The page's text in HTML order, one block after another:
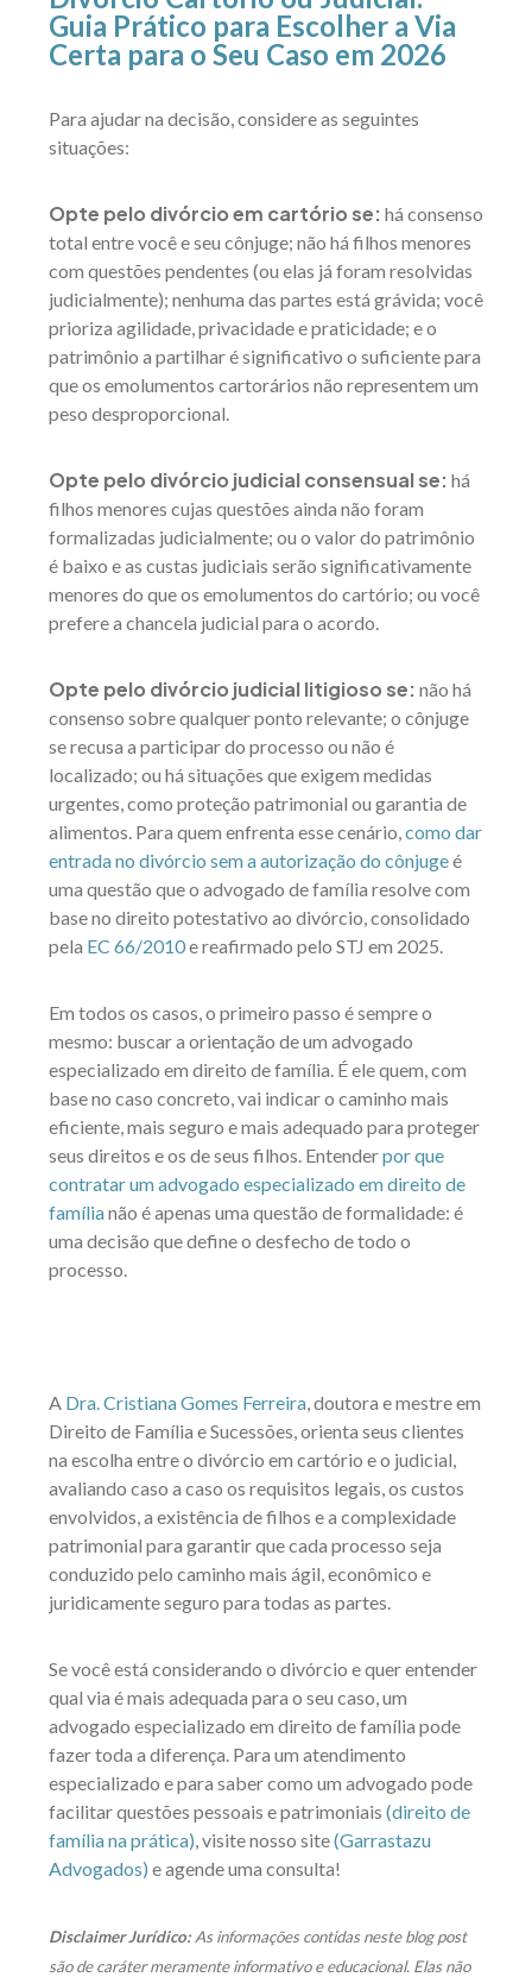
Guia Prático para Escolher a Via
Certa para o Seu Caso em 2026
Para ajudar na decisão, considere as seguintes
situações:
Opte pelo divórcio em cartório se: há consenso
total entre você e seu cônjuge; não há filhos menores
com questões pendentes (ou elas já foram resolvidas
judicialmente); nenhuma das partes está grávida; você
prioriza agilidade, privacidade e praticidade; e o
patrimônio a partilhar é significativo o suficiente para
que os emolumentos cartorários não representem um
peso desproporcional.
Opte pelo divórcio judicial consensual se: há
filhos menores cujas questões ainda não foram
formalizadas judicialmente; ou o valor do patrimônio
é baixo e as custas judiciais serão significativamente
menores do que os emolumentos do cartório; ou você
prefere a chancela judicial para o acordo.
Opte pelo divórcio judicial litigioso se: não há
consenso sobre qualquer ponto relevante; o cônjuge
se recusa a participar do processo ou não é
localizado; ou há situações que exigem medidas
urgentes, como proteção patrimonial ou garantia de
alimentos. Para quem enfrenta esse cenário, como dar
entrada no divórcio sem a autorização do cônjugeé
uma questão que o advogado de família resolve com
base no direito potestativo ao divórcio, consolidado
pela EC 66/2010e reafirmado pelo STJ em 2025.
Em todos os casos, o primeiro passo é sempre o
mesmo: buscar a orientação de um advogado
especializado em direito de família. É ele quem, com
base no caso concreto, vai indicar o caminho mais
eficiente, mais seguro e mais adequado para proteger
seus direitos e os de seus filhos. Entenderpor que
contratar um advogado especializado em direito de
famílianão é apenas uma questão de formalidade: é
uma decisão que define o desfecho de todo o
processo.
A Dra. Cristiana Gomes Ferreira , doutora e mestre em
Direito de Família e Sucessões, orienta seus clientes
na escolha entre o divórcio em cartório e o judicial,
avaliando caso a caso os requisitos legais, os custos
envolvidos, a existência de filhos e a complexidade
patrimonial para garantir que cada processo seja
conduzido pelo caminho mais ágil, econômico e
juridicamente seguro para todas as partes.
Se você está considerando o divórcio e quer entender
qual via é mais adequada para o seu caso, um
advogado especializado em direito de família pode
fazer toda a diferença. Para um atendimento
especializado e para saber como um advogado pode
facilitar questões pessoais e patrimoniais (direito de
família na prática) , visite nosso site(Garrastazu
Advogados) e agende uma consulta!
Disclaimer Jurídico: As informações contidas neste blog post
são de caráter meramente informativo e educacional. Elas não